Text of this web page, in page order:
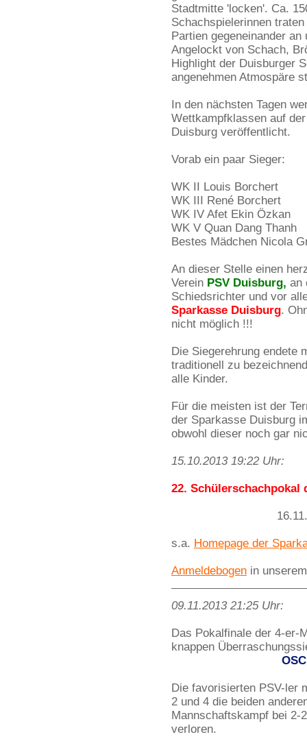
Stadtmitte 'locken'. Ca.
Schachspielerinnen
Partien gegeneinander
Angelockt von Schach,
Highlight der Duisburger
angenehmen Atmospäre
In den nächsten Tagen
Wettkampfklassen auf
Duisburg veröffentlicht.
Vorab ein paar Sieger:
WK II Louis Borchert
WK III René Borchert
WK IV Afet Ekin Özkan
WK V Quan Dang Thanh
Bestes Mädchen Nicola
An dieser Stelle einen
Verein PSV Duisburg, an
Schiedsrichter und vor
Sparkasse Duisburg.
nicht möglich !!!
Die Siegerehrung endete
traditionell zu
alle Kinder.
Für die meisten ist der
der Sparkasse Duisburg
obwohl dieser noch gar
15.10.2013 19:22 Uhr:
22. Schülerschachpokal
s.a. Homepage der
Anmeldebogen in
09.11.2013 21:25 Uhr:
Das Pokalfinale der 4-er-
knappen
Die favorisierten PSV-ler
2 und 4 die beiden
Mannschaftskampf bei 2-
verloren.